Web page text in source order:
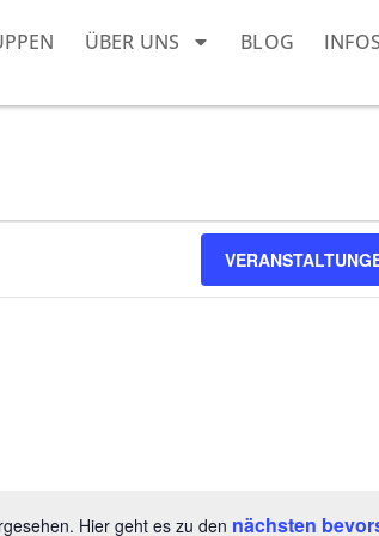
ÜBER UNS BLOG INFOS
Hier geht es zu den nächsten